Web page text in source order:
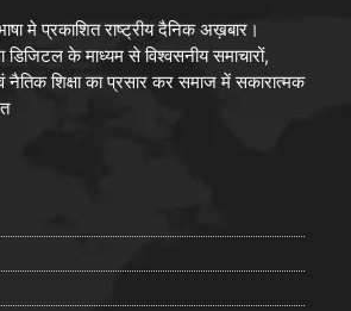
मे प्रकाशित राष्ट्रीय दैनिक अख़बार।
के माध्यम से विश्वसनीय समाचारों,
शिक्षा का प्रसार कर समाज में सकारात्मक